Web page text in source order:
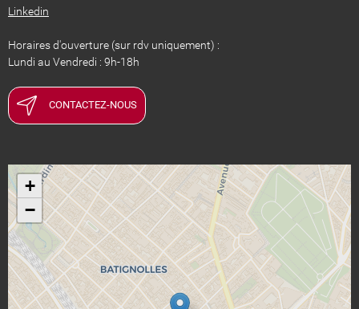
Linkedin
Horaires d'ouverture (sur rdv uniquement) :
Lundi au Vendredi : 9h-18h
CONTACTEZ-NOUS
+
−